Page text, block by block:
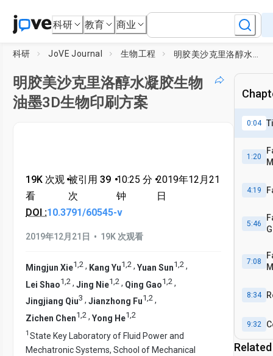
科研 教育 商业
科研 JoVE Journal 生物工程
明胶美沙克里洛醇水凝胶生物
油墨3D生物印刷方案
19K 次观
看
•被引用 39
次
•10:25 分
钟
•2019年12月21
日
DOI :10.3791/60545-v
2019年12月21日 • 19K 次观看
Mingjun Xie1,2 , Kang Yu1,2 , Yuan Sun1,2 ,
Lei Shao1 2 , Jing Nie1 2 , Qing Gao1 2 ,
Jingjiang Qiu3 , Jianzhong Fu1,2 ,
Zichen Chen1 2 , Yong He1 2
1 State Key Laboratory of Fluid Power and
Mechatronic Systems, School of Mechanical
0:04
1:20
4:19
5:46
7:08
8:34
9:32